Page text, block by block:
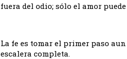
fuera del odio; sólo el amor
La fe es tomar el primer paso
escalera completa.